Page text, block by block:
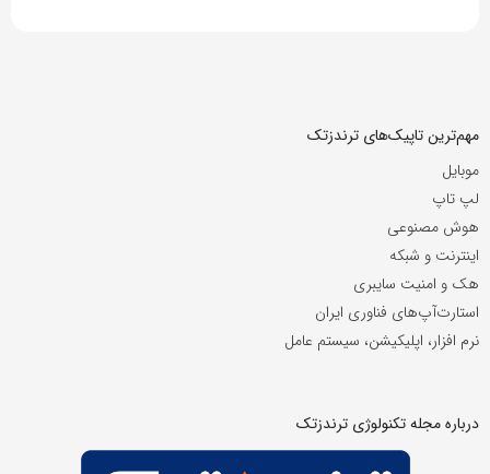
مهم‌ترین تاپیک‌های ترندزتک
موبایل
لپ تاپ
هوش مصنوعی
اینترنت و شبکه
هک و امنیت سایبری
استارت‌آپ‌های فناوری ایران
نرم افزار، اپلیکیشن، سیستم عامل
درباره مجله تکنولوژی ترندزتک